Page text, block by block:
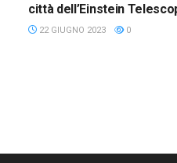
città dell’Einstein
22 GIUGNO 2023 0